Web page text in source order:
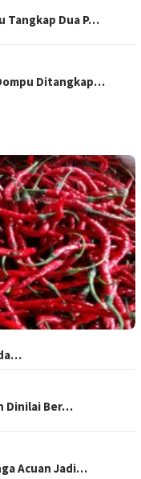
Tangkap Dua P…
Ditangkap…
Dinilai Ber…
Acuan Jadi…